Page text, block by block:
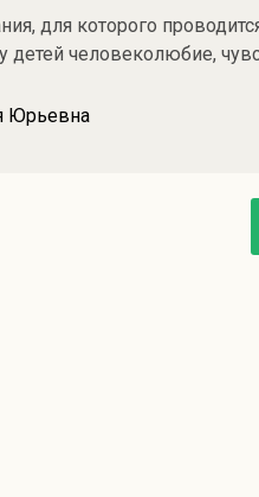
для которого
детей человеколюбие,
Юрьевна